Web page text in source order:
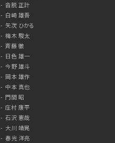
沓脱 正計
白崎 雄吾
矢次 ひかる
梅木 駿太
斉藤 徹
日色 雄一
今野 雄斗
岡本 雄作
中本 真也
門間 昭
庄村 康平
石沢 憲哉
大川 靖晃
春光 洋亮